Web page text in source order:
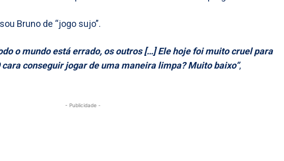
Bruno de “jogo sujo”.
o mundo está errado, os outros […] Ele hoje foi muito cruel para
conseguir jogar de uma maneira limpa? Muito baixo”,
- Publicidade -